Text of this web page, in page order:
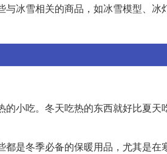
冰雪相关的商品，如冰雪模型、
小吃。冬天吃热的东西就好比夏
是冬季必备的保暖用品，尤其是